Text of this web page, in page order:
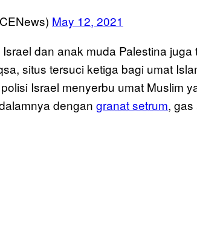
May 12, 2021
dan anak muda Palestina juga
situs tersuci ketiga bagi umat
Israel menyerbu umat Muslim
dengan granat setrum, gas